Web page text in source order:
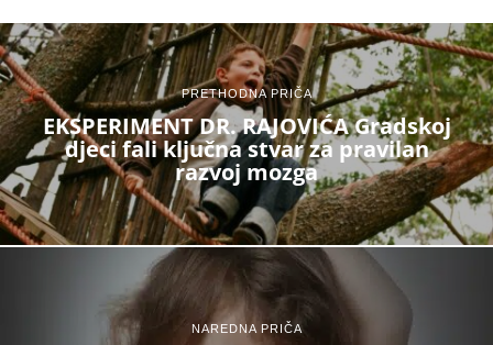
PRETHODNA PRIČA
EKSPERIMENT DR. RAJOVIĆA Gradskoj
djeci fali ključna stvar za pravilan
razvoj mozga
NAREDNA PRIČA